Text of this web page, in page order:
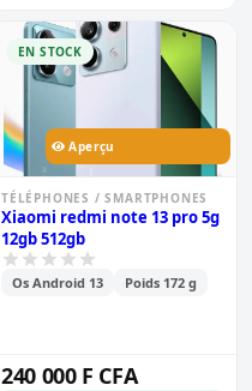
EN STOCK
Aperçu
TÉLÉPHONES / SMARTPHONES
Xiaomi redmi note 13 pro 5g
12gb 512gb
Os Android 13 Poids 172 g
240 000 F CFA